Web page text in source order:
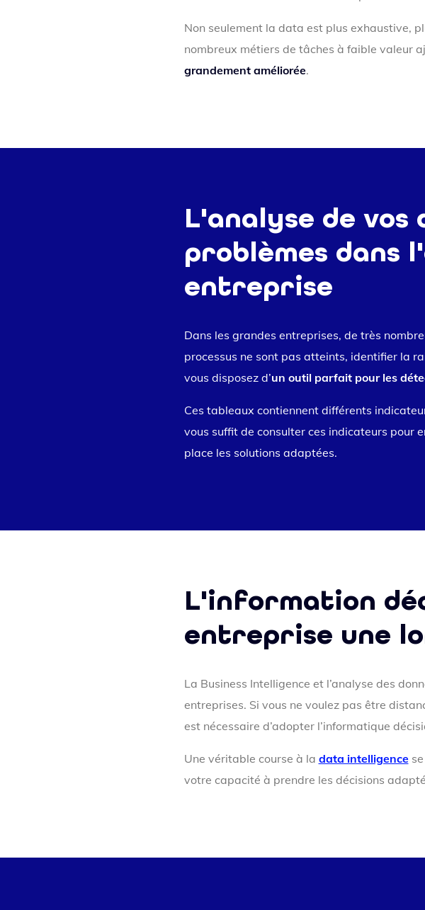
Non seulement la data est plus exhaustive,
nombreux métiers de tâches à faible valeur
grandement améliorée.
L'analyse de vos
problèmes dans
entreprise
Dans les grandes entreprises, de très
processus ne sont pas atteints, identifier la
vous disposez d’un outil parfait pour les
Ces tableaux contiennent différents
vous suffit de consulter ces indicateurs pour
place les solutions adaptées.
L'information
entreprise une
La Business Intelligence et l’analyse des
entreprises. Si vous ne voulez pas être
est nécessaire d’adopter l’informatique
Une véritable course à la data intelligencese
votre capacité à prendre les décisions